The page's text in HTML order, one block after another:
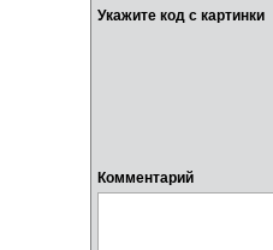
Укажите код с картинки
Комментарий